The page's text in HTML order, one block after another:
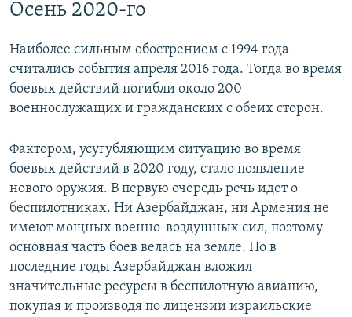
Осень 2020-го
Наиболее сильным обострением с 1994 года
считались события апреля 2016 года. Тогда во время
боевых действий погибли около 200
военнослужащих и гражданских с обеих сторон.
Фактором, усугубляющим ситуацию во время
боевых действий в 2020 году, стало появление
нового оружия. В первую очередь речь идет о
беспилотниках. Ни Азербайджан, ни Армения не
имеют мощных военно-воздушных сил, поэтому
основная часть боев велась на земле. Но в
последние годы Азербайджан вложил
значительные ресурсы в беспилотную авиацию,
покупая и производя по лицензии израильские